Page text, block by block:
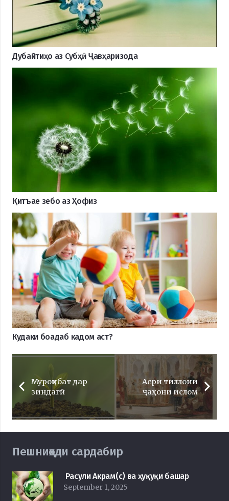
Дубайтиҳо аз Субҳӣ Ҷавҳаризода
Қитъае зебо аз Ҳофиз
Кудаки боадаб кадом аст?
Муроқибат дар
зиндагӣ
Асри тиллоии
ҷаҳони ислом
Пешниҳоди сардабир
Расули Акрам(с) ва ҳуқуқи башар
September 1, 2025